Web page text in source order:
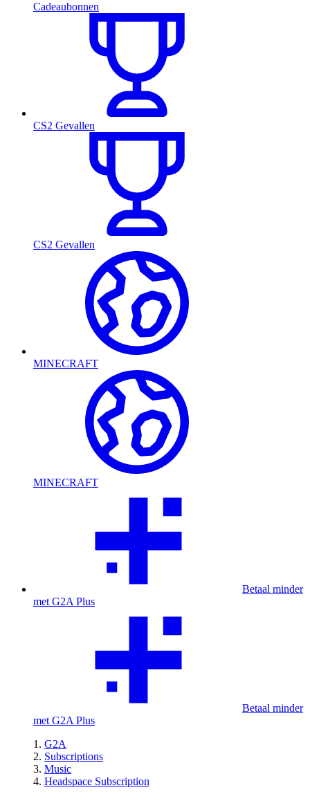
Cadeaubonnen
CS2 Gevallen
CS2 Gevallen
MINECRAFT
MINECRAFT
Betaal minder
met G2A Plus
Betaal minder
met G2A Plus
G2A
Subscriptions
Music
Headspace Subscription